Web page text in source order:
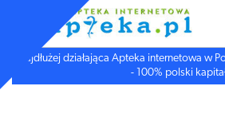
Najdłużej działająca Apteka internetowa w
- 100% polski